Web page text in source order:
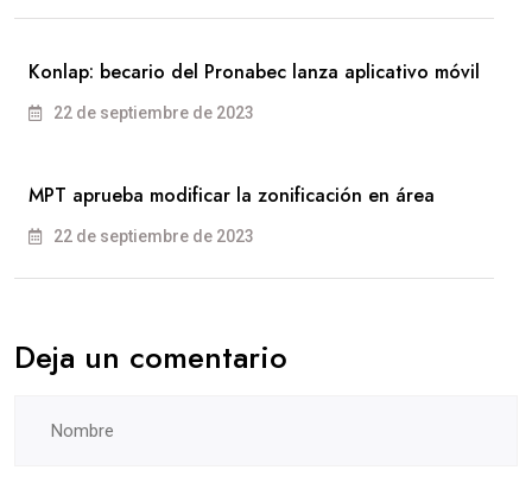
Konlap: becario del Pronabec lanza aplicativo móvil
22 de septiembre de 2023
MPT aprueba modificar la zonificación en área
22 de septiembre de 2023
Deja un comentario